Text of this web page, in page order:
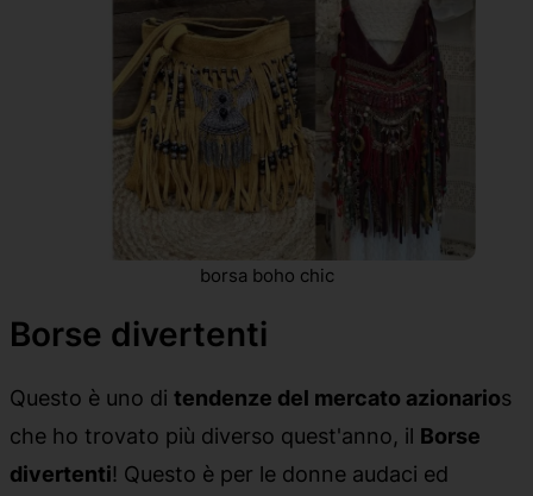
borsa boho chic
Borse divertenti
Questo è uno di tendenze del mercato azionarios
che ho trovato più diverso quest'anno, il Borse
divertenti! Questo è per le donne audaci ed